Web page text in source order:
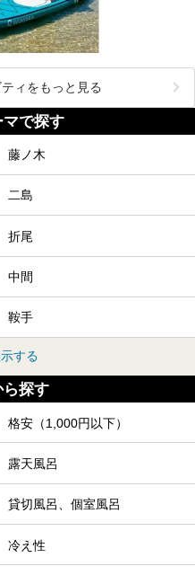
ィをもっと見る
で探す
藤ノ木
二島
折尾
中間
鞍手
する
探す
格安（1,000円以下）
露天風呂
貸切風呂、個室風呂
冷え性